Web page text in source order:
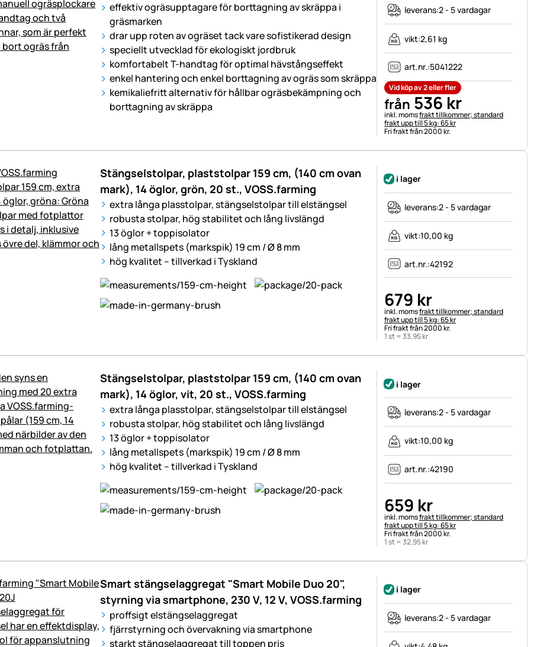
effektiv ogräsupptagare för borttagning av skräppa i
gräsmarken
drar upp roten av ogräset tack vare sofistikerad design
speciellt utvecklad för ekologiskt jordbruk
komfortabelt T-handtag för optimal hävstångseffekt
enkel hantering och enkel borttagning av ogräs som skräppa
kemikaliefritt alternativ för hållbar ogräsbekämpning och
borttagning av skräppa
leverans:2 - 5 vardagar
vikt:2,61 kg
art.nr.:5041222
Vid köp av 2 eller fler
från 536 kr
Skatteinformation:
inkl. momsfrakt tillkommer; standard
frakt upp till 5 kg: 65 kr
Fri frakt från 2000 kr.
Stängselstolpar, plaststolpar 159 cm, (140 cm ovan
mark), 14 öglor, grön, 20 st., VOSS.farming
extra långa plasstolpar, stängselstolpar till elstängsel
robusta stolpar, hög stabilitet och lång livslängd
13 öglor + toppisolator
lång metallspets (markspik) 19 cm / Ø 8 mm
hög kvalitet – tillverkad i Tyskland
i lager
leverans:2 - 5 vardagar
vikt:10,00 kg
art.nr.:42192
679 kr
Skatteinformation:
inkl. momsfrakt tillkommer; standard
frakt upp till 5 kg: 65 kr
Fri frakt från 2000 kr.
1 st =33,95kr
Stängselstolpar, plaststolpar 159 cm, (140 cm ovan
mark), 14 öglor, vit, 20 st., VOSS.farming
extra långa plasstolpar, stängselstolpar till elstängsel
robusta stolpar, hög stabilitet och lång livslängd
13 öglor + toppisolator
lång metallspets (markspik) 19 cm / Ø 8 mm
hög kvalitet – tillverkad i Tyskland
i lager
leverans:2 - 5 vardagar
vikt:10,00 kg
art.nr.:42190
659 kr
Skatteinformation:
inkl. momsfrakt tillkommer; standard
frakt upp till 5 kg: 65 kr
Fri frakt från 2000 kr.
1 st =32,95kr
Smart stängselaggregat "Smart Mobile Duo 20",
styrning via smartphone, 230 V, 12 V, VOSS.farming
proffsigt elstängselaggregat
fjärrstyrning och övervakning via smartphone
starkt stängselaggregat till toppen pris
i lager
leverans:2 - 5 vardagar